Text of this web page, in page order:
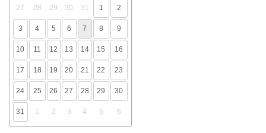
27 28 29 30 31 1 2
3 4 5 6 7 8 9
10 11 12 13 14 15 16
17 18 19 20 21 22 23
24 25 26 27 28 29 30
31 1 2 3 4 5 6